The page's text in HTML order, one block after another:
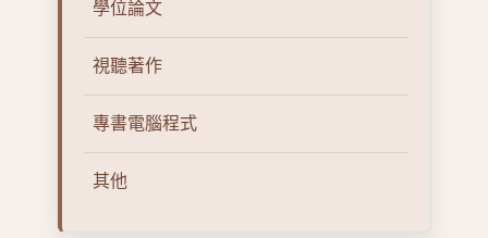
學位論文
視聽著作
專書電腦程式
其他